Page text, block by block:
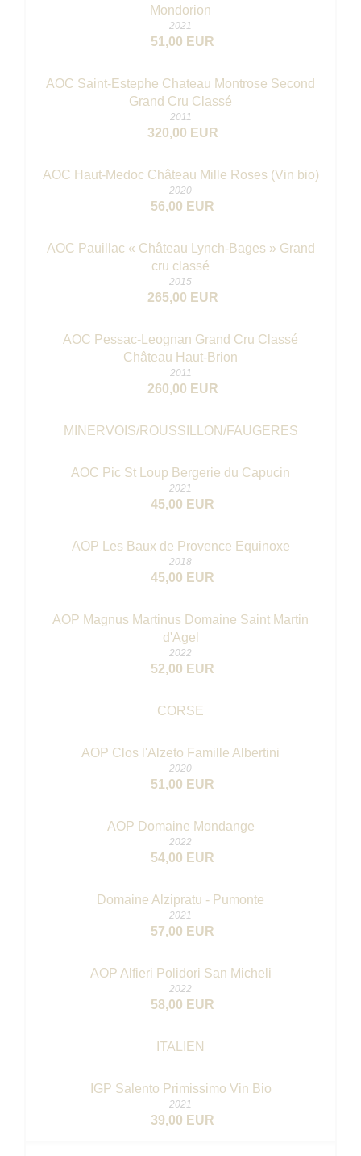
Mondorion
2021
51,00 EUR
AOC Saint-Estephe Chateau Montrose Second
Grand Cru Classé
2011
320,00 EUR
AOC Haut-Medoc Château Mille Roses (Vin bio)
2020
56,00 EUR
AOC Pauillac « Château Lynch-Bages » Grand
cru classé
2015
265,00 EUR
AOC Pessac-Leognan Grand Cru Classé
Château Haut-Brion
2011
260,00 EUR
MINERVOIS/ROUSSILLON/FAUGERES
AOC Pic St Loup Bergerie du Capucin
2021
45,00 EUR
AOP Les Baux de Provence Equinoxe
2018
45,00 EUR
AOP Magnus Martinus Domaine Saint Martin
d'Agel
2022
52,00 EUR
CORSE
AOP Clos l'Alzeto Famille Albertini
2020
51,00 EUR
AOP Domaine Mondange
2022
54,00 EUR
Domaine Alzipratu - Pumonte
2021
57,00 EUR
AOP Alfieri Polidori San Micheli
2022
58,00 EUR
ITALIEN
IGP Salento Primissimo Vin Bio
2021
39,00 EUR